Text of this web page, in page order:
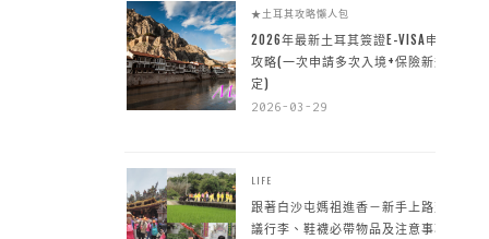
★土耳其攻略懶人包
2026年最新土耳其簽證E-VISA申請
攻略(一次申請多次入境+保險新規
定)
2026-03-29
LIFE
跟著白沙屯媽祖進香－新手上路建
議行李、鞋襪必帶物品及注意事項